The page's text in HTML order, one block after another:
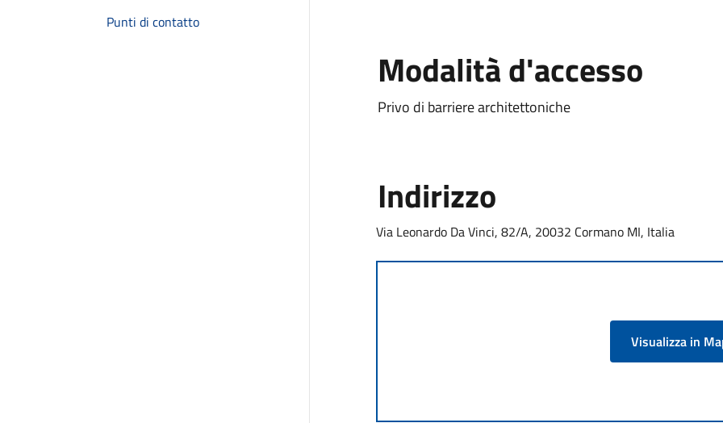
Punti di contatto
Modalità d'accesso
Privo di barriere architettoniche
Indirizzo
Via Leonardo Da Vinci, 82/A, 20032 Cormano MI, Italia
Visualizza in